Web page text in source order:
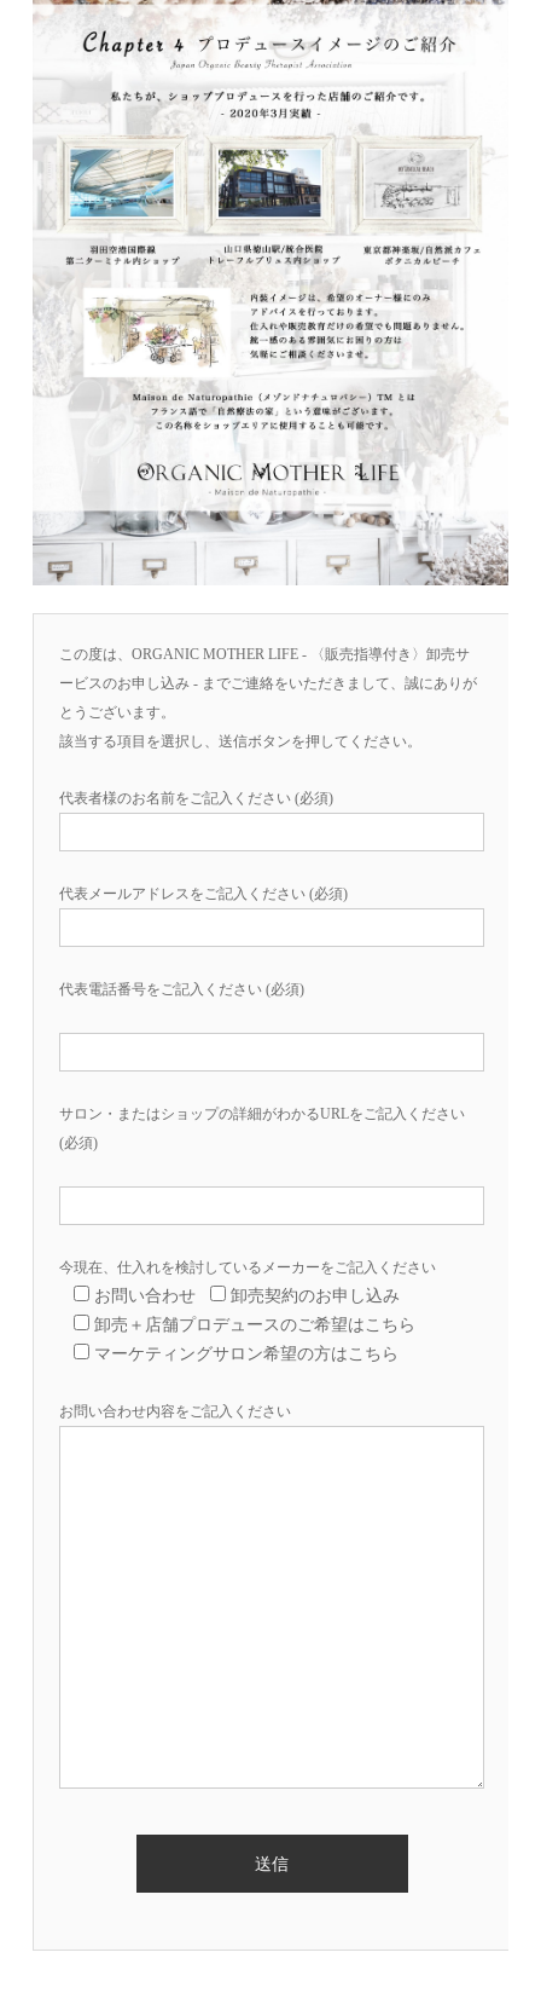
この度は、ORGANIC MOTHER LIFE - 〈販売指導付き〉卸売サ
ービスのお申し込み - までご連絡をいただきまして、誠にありが
とうございます。
該当する項目を選択し、送信ボタンを押してください。
代表者様のお名前をご記入ください (必須)
代表メールアドレスをご記入ください (必須)
代表電話番号をご記入ください (必須)
サロン・またはショップの詳細がわかるURLをご記入ください
(必須)
今現在、仕入れを検討しているメーカーをご記入ください
お問い合わせ
卸売契約のお申し込み
卸売＋店舗プロデュースのご希望はこちら
マーケティングサロン希望の方はこちら
お問い合わせ内容をご記入ください